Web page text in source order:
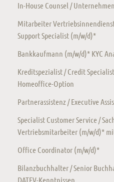
In-House Counsel /
Mitarbeiter Vertriebsinnendienst
Support Specialist (m/w/d)*
Bankkaufmann (m/w/d)* KYC
Kreditspezialist / Credit
Homeoffice-Option
Partnerassistenz / Executive
Specialist Customer Service /
Vertriebsmitarbeiter (m/w/d)*
Office Coordinator (m/w/d)*
Bilanzbuchhalter / Senior
DATEV-Kenntnissen